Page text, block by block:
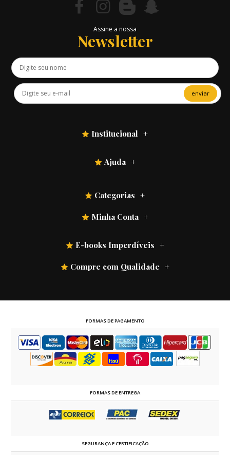
Assine a nossa
Newsletter
enviar
Institucional
Ajuda
Categorias
Minha Conta
E-books Imperdíveis
Compre com Qualidade
FORMAS DE PAGAMENTO
FORMAS DE ENTREGA
SEGURANÇA E CERTIFICAÇÃO